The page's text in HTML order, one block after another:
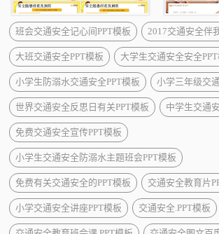
班会交通安全记心间PPT模板 2017交通安全伴
大班交通安全PPT模板 大学生交通安全安全
小学生防溺水交通安全PPT模板 小学三年级交
世界交通安全反思日有关PPT模板 中学生交通
免费交通安全宣传PPT模板
小学生交通安全防溺水主题班会PPT模板
免费有关交通安全的PPT模板 交通安全教育片
小学交通安全讲座PPT模板 交通安全.PPT模板